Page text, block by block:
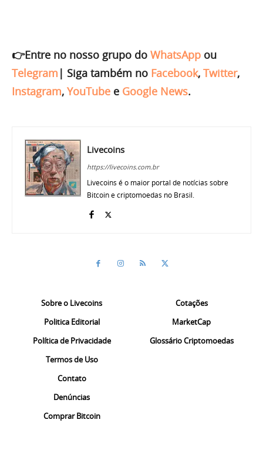
👉Entre no nosso grupo do WhatsApp ou
Telegram | Siga também no Facebook, Twitter,
Instagram, YouTube e Google News.
Livecoins
https://livecoins.com.br
Livecoins é o maior portal de notícias sobre
Bitcoin e criptomoedas no Brasil.
Sobre o Livecoins
Politica Editorial
Política de Privacidade
Termos de Uso
Contato
Denúncias
Comprar Bitcoin
Cotações
MarketCap
Glossário Criptomoedas